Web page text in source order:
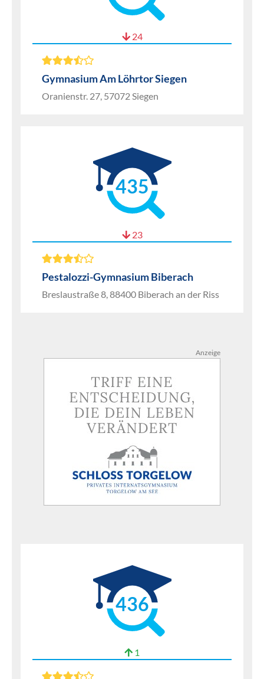
24
Gymnasium Am Löhrtor Siegen
Oranienstr. 27, 57072 Siegen
435
23
Pestalozzi-Gymnasium Biberach
Breslaustraße 8, 88400 Biberach an der Riss
Anzeige
436
1